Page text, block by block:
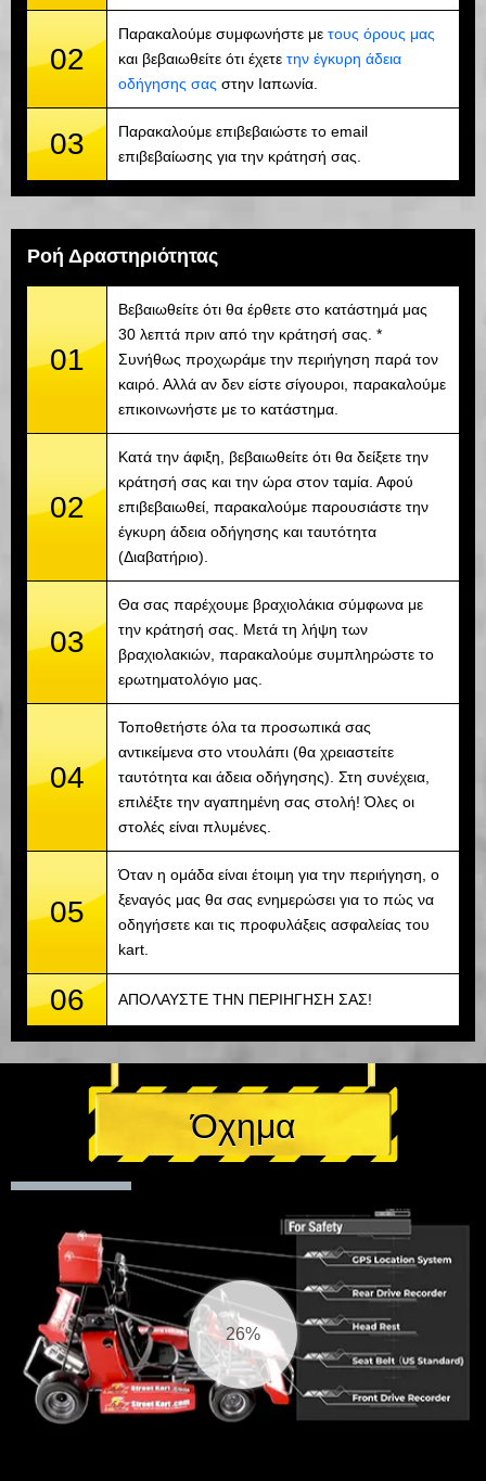
02
Παρακαλούμε συμφωνήστε με τους όρους μας
και βεβαιωθείτε ότι έχετε την έγκυρη άδεια
οδήγησης σας στην Ιαπωνία.
03
Παρακαλούμε επιβεβαιώστε το email
επιβεβαίωσης για την κράτησή σας.
Ροή Δραστηριότητας
01
Βεβαιωθείτε ότι θα έρθετε στο κατάστημά μας
30 λεπτά πριν από την κράτησή σας. *
Συνήθως προχωράμε την περιήγηση παρά τον
καιρό. Αλλά αν δεν είστε σίγουροι, παρακαλούμε
επικοινωνήστε με το κατάστημα.
02
Κατά την άφιξη, βεβαιωθείτε ότι θα δείξετε την
κράτησή σας και την ώρα στον ταμία. Αφού
επιβεβαιωθεί, παρακαλούμε παρουσιάστε την
έγκυρη άδεια οδήγησης και ταυτότητα
(Διαβατήριο).
03
Θα σας παρέχουμε βραχιολάκια σύμφωνα με
την κράτησή σας. Μετά τη λήψη των
βραχιολακιών, παρακαλούμε συμπληρώστε το
ερωτηματολόγιο μας.
04
Τοποθετήστε όλα τα προσωπικά σας
αντικείμενα στο ντουλάπι (θα χρειαστείτε
ταυτότητα και άδεια οδήγησης). Στη συνέχεια,
επιλέξτε την αγαπημένη σας στολή! Όλες οι
στολές είναι πλυμένες.
05
Όταν η ομάδα είναι έτοιμη για την περιήγηση, ο
ξεναγός μας θα σας ενημερώσει για το πώς να
οδηγήσετε και τις προφυλάξεις ασφαλείας του
kart.
06 ΑΠΟΛΑΥΣΤΕ ΤΗΝ ΠΕΡΙΗΓΗΣΗ ΣΑΣ!
Όχημα
27%